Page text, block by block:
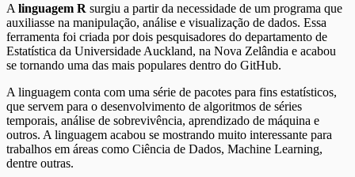
A linguagem R surgiu a partir da necessidade de um programa que
auxiliasse na manipulação, análise e visualização de dados. Essa
ferramenta foi criada por dois pesquisadores do departamento de
Estatística da Universidade Auckland, na Nova Zelândia e acabou
se tornando uma das mais populares dentro do GitHub.
A linguagem conta com uma série de pacotes para fins estatísticos,
que servem para o desenvolvimento de algoritmos de séries
temporais, análise de sobrevivência, aprendizado de máquina e
outros. A linguagem acabou se mostrando muito interessante para
trabalhos em áreas como Ciência de Dados, Machine Learning,
dentre outras.